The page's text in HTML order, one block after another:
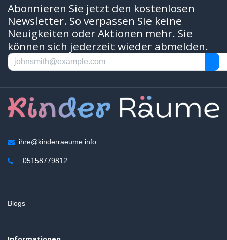
Abonnieren Sie jetzt den kostenlosen
Newsletter. So verpassen Sie keine
Neuigkeiten oder Aktionen mehr. Sie
können sich jederzeit wieder abmelden.
ihre@kinderraeume.info
05158779812
Blogs